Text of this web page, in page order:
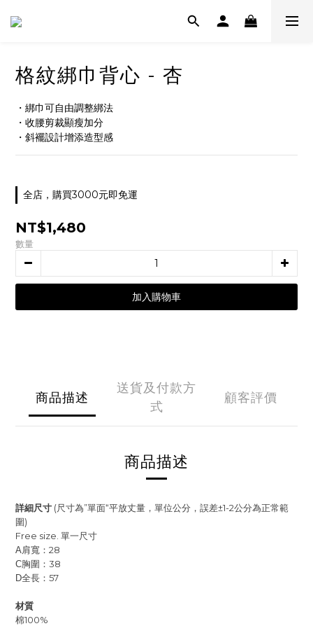
格紋綁巾背心 - 杏
・綁巾可自由調整綁法
・收腰剪裁顯瘦加分
・斜襬設計增添造型感
全店，購買3000元即免運
NT$1,480
數量
加入購物車
商品描述
送貨及付款方
式
顧客評價
商品描述
詳細尺寸 (尺寸為”單面“平放丈量，單位公分，誤差±1-2公分為正常範
圍)
Free size. 單一尺寸
A肩寬：28
C胸圍：38
D全長：57
材質
棉100%